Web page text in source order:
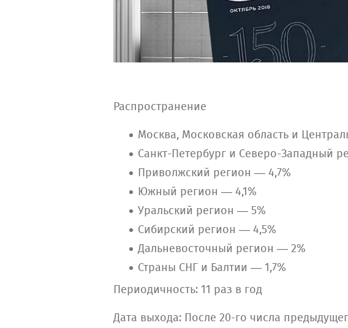
Распространение
Москва, Московская область и
Санкт-Петербург и Северо-Западный
Приволжский регион — 4,7%
Южный регион — 4,1%
Уральский регион — 5%
Сибирский регион — 4,5%
Дальневосточный регион — 2%
Страны СНГ и Балтии — 1,7%
Периодичность: 11 раз в год
Дата выхода: После 20-го числа